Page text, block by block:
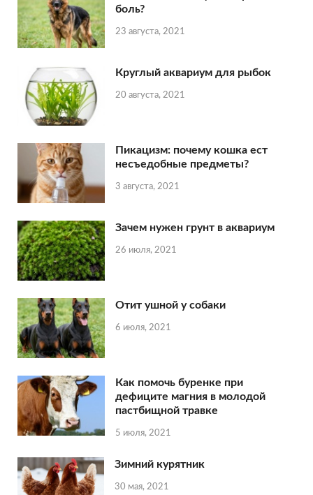
боль?
23 августа, 2021
Круглый аквариум для рыбок
20 августа, 2021
Пикацизм: почему кошка ест
несъедобные предметы?
3 августа, 2021
Зачем нужен грунт в аквариум
26 июля, 2021
Отит ушной у собаки
6 июля, 2021
Как помочь буренке при
дефиците магния в молодой
пастбищной травке
5 июля, 2021
Зимний курятник
30 мая, 2021